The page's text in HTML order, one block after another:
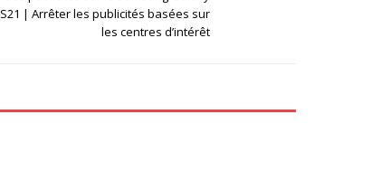
S21 | Arrêter les publicités basées sur
les centres d’intérêt